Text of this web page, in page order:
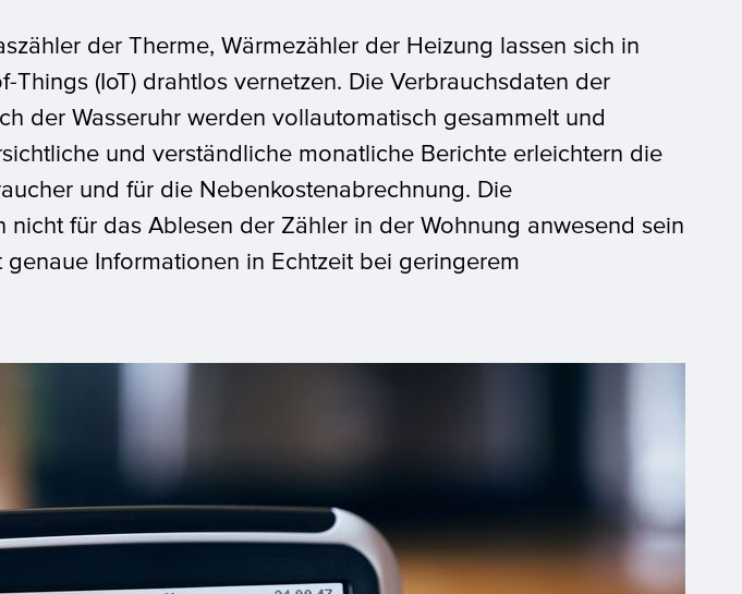
der Therme, Wärmezähler der Heizung lassen sich in
Things (IoT) drahtlos vernetzen. Die Verbrauchsdaten der
der Wasseruhr werden vollautomatisch gesammelt und
und verständliche monatliche Berichte erleichtern die
und für die Nebenkostenabrechnung. Die
nicht für das Ablesen der Zähler in der Wohnung anwesend sein
Informationen in Echtzeit bei geringerem